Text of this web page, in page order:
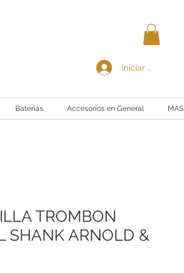
Iniciar sesión
Baterias Accesorios en General MAS
TROMBON
SHANK ARNOLD &